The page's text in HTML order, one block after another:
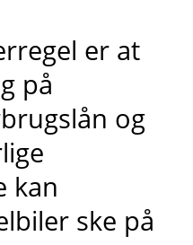
er at
på
og
kan
ske på